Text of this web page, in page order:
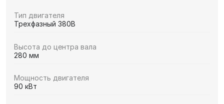
Тип двигателя
Трехфазный 380В
Высота до центра вала
280 мм
Мощность двигателя
90 кВт